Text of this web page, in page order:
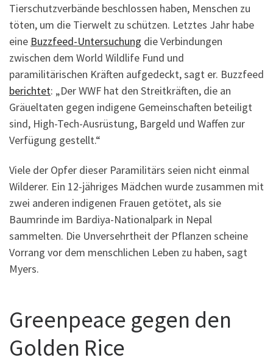
Tierschutzverbände beschlossen haben, Menschen zu
töten, um die Tierwelt zu schützen. Letztes Jahr habe
eine Buzzfeed-Untersuchung die Verbindungen
zwischen dem World Wildlife Fund und
paramilitärischen Kräften aufgedeckt, sagt er. Buzzfeed
berichtet: „Der WWF hat den Streitkräften, die an
Gräueltaten gegen indigene Gemeinschaften beteiligt
sind, High-Tech-Ausrüstung, Bargeld und Waffen zur
Verfügung gestellt.“
Viele der Opfer dieser Paramilitärs seien nicht einmal
Wilderer. Ein 12-jähriges Mädchen wurde zusammen mit
zwei anderen indigenen Frauen getötet, als sie
Baumrinde im Bardiya-Nationalpark in Nepal
sammelten. Die Unversehrtheit der Pflanzen scheine
Vorrang vor dem menschlichen Leben zu haben, sagt
Myers.
Greenpeace gegen den
Golden Rice